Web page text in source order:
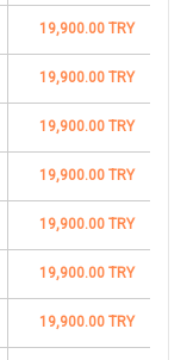
19,900.00 TRY
19,900.00 TRY
19,900.00 TRY
19,900.00 TRY
19,900.00 TRY
19,900.00 TRY
19,900.00 TRY